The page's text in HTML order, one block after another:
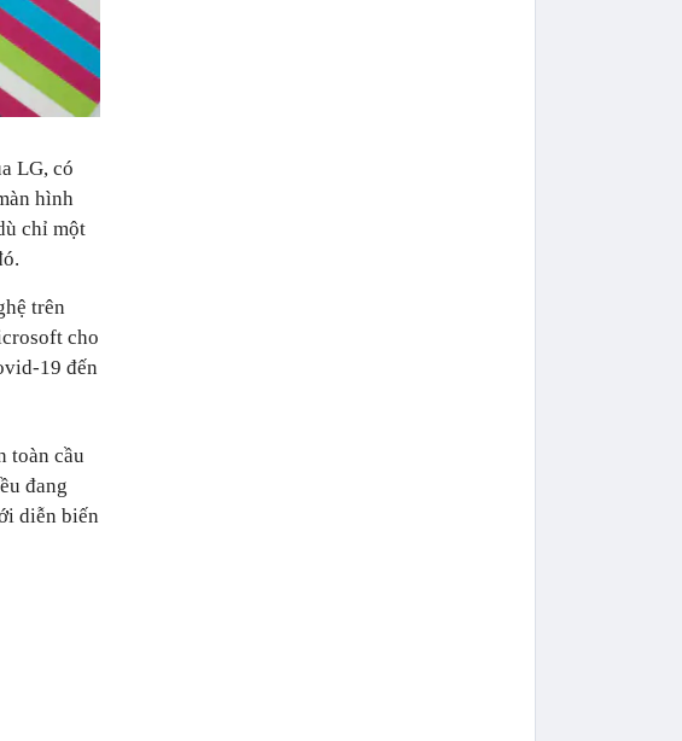
LG, có
hình
chỉ một
trên
cho
19 đến
toàn cầu
đang
diễn biến